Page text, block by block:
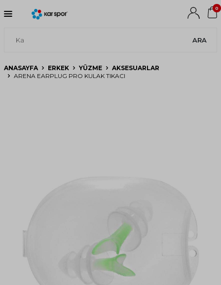
ARA
0
ANASAYFA ERKEK YÜZME
AKSESUARLAR
ARENA EARPLUG PRO KULAK TIKACI